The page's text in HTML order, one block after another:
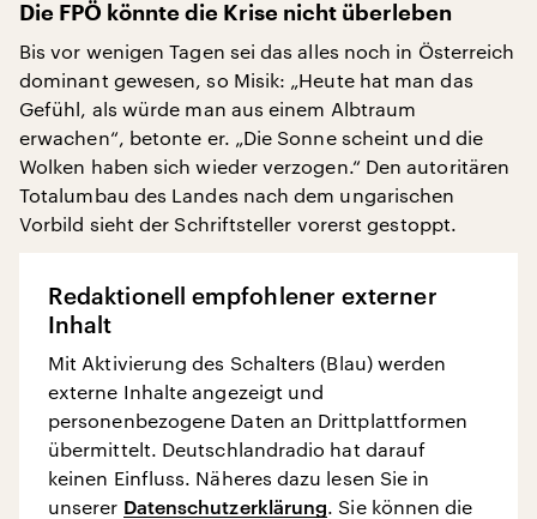
Die FPÖ könnte die Krise nicht überleben
Bis vor wenigen Tagen sei das alles noch in Österreich
dominant gewesen, so Misik: „Heute hat man das
Gefühl, als würde man aus einem Albtraum
erwachen“, betonte er. „Die Sonne scheint und die
Wolken haben sich wieder verzogen.“ Den autoritären
Totalumbau des Landes nach dem ungarischen
Vorbild sieht der Schriftsteller vorerst gestoppt.
Redaktionell empfohlener externer
Inhalt
Mit Aktivierung des Schalters (Blau) werden
externe Inhalte angezeigt und
personenbezogene Daten an Drittplattformen
übermittelt. Deutschlandradio hat darauf
keinen Einfluss. Näheres dazu lesen Sie in
unserer Datenschutzerklärung. Sie können die